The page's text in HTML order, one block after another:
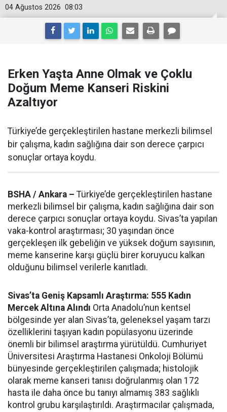
08:03
04 Ağustos 2026
Erken Yaşta Anne Olmak ve Çoklu
Doğum Meme Kanseri Riskini
Azaltıyor
Türkiye’de gerçekleştirilen hastane merkezli bilimsel
bir çalışma, kadın sağlığına dair son derece çarpıcı
sonuçlar ortaya koydu.
BSHA / Ankara – Türkiye’de gerçekleştirilen hastane
merkezli bilimsel bir çalışma, kadın sağlığına dair son
derece çarpıcı sonuçlar ortaya koydu. Sivas’ta yapılan
vaka-kontrol araştırması; 30 yaşından önce
gerçekleşen ilk gebeliğin ve yüksek doğum sayısının,
meme kanserine karşı güçlü birer koruyucu kalkan
olduğunu bilimsel verilerle kanıtladı.
Sivas’ta Geniş Kapsamlı Araştırma: 555 Kadın
Mercek Altına Alındı Orta Anadolu’nun kentsel
bölgesinde yer alan Sivas’ta, geleneksel yaşam tarzı
özelliklerini taşıyan kadın popülasyonu üzerinde
önemli bir bilimsel araştırma yürütüldü. Cumhuriyet
Üniversitesi Araştırma Hastanesi Onkoloji Bölümü
bünyesinde gerçekleştirilen çalışmada; histolojik
olarak meme kanseri tanısı doğrulanmış olan 172
hasta ile daha önce bu tanıyı almamış 383 sağlıklı
kontrol grubu karşılaştırıldı. Araştırmacılar çalışmada,